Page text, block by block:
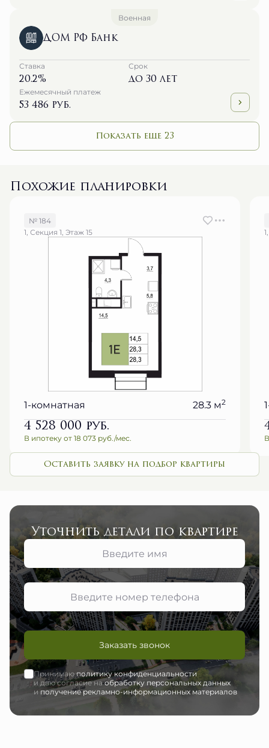
Военная
ДОМ РФ Банк
Ставка
20.2%
Срок
до 30 лет
Ежемесячный платеж
53 486 руб.
Показать еще 23
Похожие планировки
№ 184
1, Секция 1, Этаж 15
1-комнатная 28.3 м2
4 528 000руб.
В ипотеку от 18 073 руб./мес.
Оставить заявку на подбор квартиры
Уточнить детали по квартире
Заказать звонок
Принимаюполитику конфиденциальности
и даю согласие наобработку персональных данных
иполучение рекламно-информационных материалов